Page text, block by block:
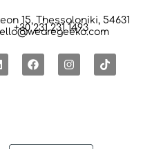
15, Thessaloniki, 54631
+30 231 231 1493